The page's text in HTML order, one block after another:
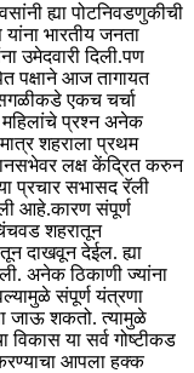
ह्या पोटनिवडणुकीची
भारतीय जनता
उमेदवारी दिली.पण
पक्षाने आज तागायत
एकच चर्चा
महिलांचे प्रश्न अनेक
शहराला प्रथम
लक्ष केंद्रित करुन
प्रचार सभासद रॅली
आहे.कारण संपूर्ण
शहरातून
दाखवून देईल. ह्या
अनेक ठिकाणी ज्यांना
संपूर्ण यंत्रणा
जाऊ शकतो. त्यामुळे
या सर्व गोष्टीकड
आपला हक्क